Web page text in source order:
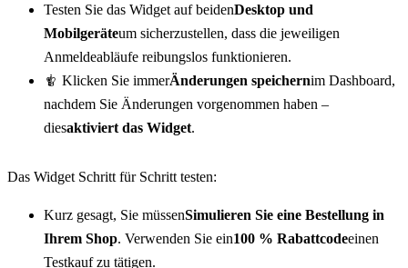
Testen Sie das Widget auf beidenDesktop und
Mobilgeräteum sicherzustellen, dass die jeweiligen
Anmeldeabläufe reibungslos funktionieren.
🨀 Klicken Sie immerÄnderungen speichernim Dashboard,
nachdem Sie Änderungen vorgenommen haben –
diesaktiviert das Widget.
Das Widget Schritt für Schritt testen:
Kurz gesagt, Sie müssenSimulieren Sie eine Bestellung in
Ihrem Shop. Verwenden Sie ein100 % Rabattcodeeinen
Testkauf zu tätigen.